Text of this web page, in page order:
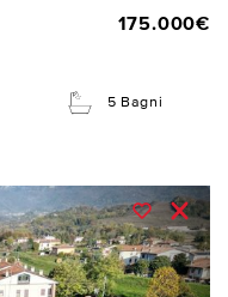
175.000€
5 Bagni